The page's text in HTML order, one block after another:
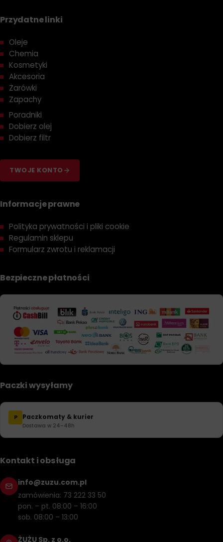
Przydatne linki
Oleje
Chemia
Kosmetyki
Akcesoria
Żarówki
Zapachy
Poradniki
Dobierz olej
Dobierz filtr
TWOJE KONTO
Informacje prawne
Polityka prywatności i pliki cookie
Regulamin sklepu
Formularz zwrotu i reklamacji
Bezpieczne płatności
Paczki wysyłamy
P Paczkomaty & kurier
Dostawa w 24–48h
Kontakt i obsługa
info@zuzu.com.pl
zamówienia: 73 222 33 50
pon. – pt. 08:00 – 16:00
sob. 08:00 – 13:00
ŻUŻU Sp. z o.o.